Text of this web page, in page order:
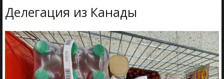
Делегация из Канады